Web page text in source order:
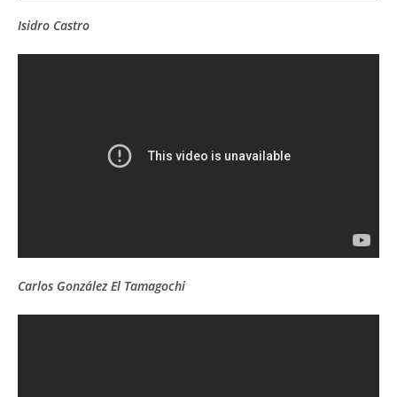
Isidro Castro
Carlos González El Tamagochi